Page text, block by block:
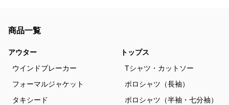
商品一覧
アウター
ウインドブレーカー
フォーマルジャケット
タキシード
トップス
Tシャツ・カットソー
ポロシャツ（長袖）
ポロシャツ（半袖・七分袖）